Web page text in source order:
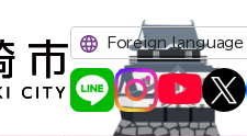
Foreign language